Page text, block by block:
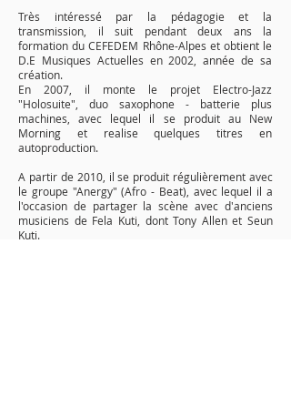
Très intéressé par la pédagogie et la
transmission, il suit pendant deux ans la
formation du CEFEDEM Rhône-Alpes et obtient le
D.E Musiques Actuelles en 2002, année de sa
création.
En 2007, il monte le projet Electro-Jazz
"Holosuite", duo saxophone - batterie plus
machines, avec lequel il se produit au New
Morning et realise quelques titres en
autoproduction.
​​A partir de 2010, il se produit régulièrement avec
le groupe "Anergy" (Afro - Beat), avec lequel il a
l'occasion de partager la scène avec d'anciens
musiciens de Fela Kuti, dont Tony Allen et Seun
Kuti.